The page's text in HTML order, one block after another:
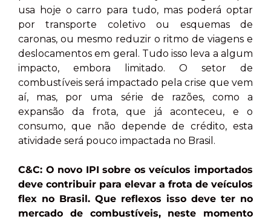
usa hoje o carro para tudo, mas poderá optar
por transporte coletivo ou esquemas de
caronas, ou mesmo reduzir o ritmo de viagens e
deslocamentos em geral. Tudo isso leva a algum
impacto, embora limitado. O setor de
combustíveis será impactado pela crise que vem
aí, mas, por uma série de razões, como a
expansão da frota, que já aconteceu, e o
consumo, que não depende de crédito, esta
atividade será pouco impactada no Brasil.
C&C: O novo IPI sobre os veículos importados
deve contribuir para elevar a frota de veículos
flex no Brasil. Que reflexos isso deve ter no
mercado de combustíveis, neste momento